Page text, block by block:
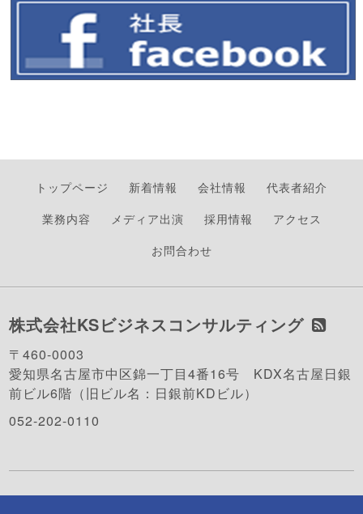
トップページ 新着情報 会社情報
代表者紹介
業務内容
メディア出演 採用情報
アクセス
お問合わせ
株式会社KSビジネスコンサルティング
〒460-0003
愛知県名古屋市中区錦一丁目4番16号 KDX名古屋日銀
前ビル6階（旧ビル名：日銀前KDビル）
052-202-0110